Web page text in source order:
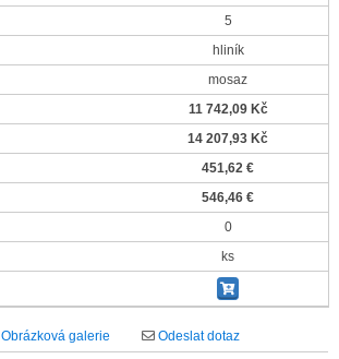
5
hliník
mosaz
11 742,09 Kč
14 207,93 Kč
451,62 €
546,46 €
0
ks
Obrázková galerie Odeslat dotaz